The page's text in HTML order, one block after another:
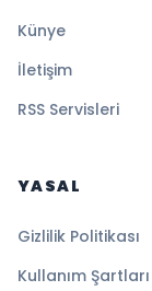
Künye
İletişim
RSS Servisleri
YASAL
Gizlilik Politikası
Kullanım Şartları